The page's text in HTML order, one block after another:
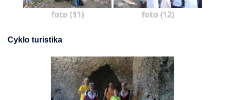
foto (11) foto (12)
Cyklo turistika